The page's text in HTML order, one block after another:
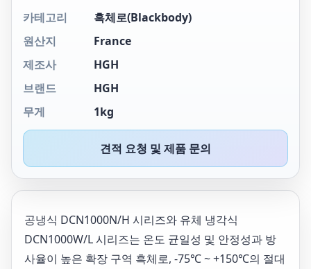
카테고리
흑체로(Blackbody)
원산지
France
제조사
HGH
브랜드
HGH
무게
1kg
견적 요청 및 제품 문의
공냉식 DCN1000N/H 시리즈와 유체 냉각식
DCN1000W/L 시리즈는 온도 균일성 및 안정성과 방
사율이 높은 확장 구역 흑체로, -75℃ ~ +150℃의 절대